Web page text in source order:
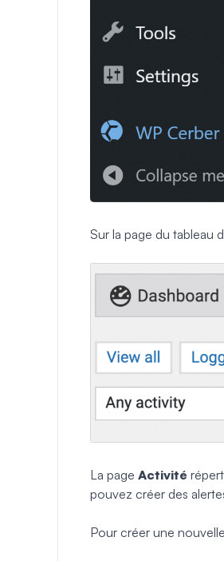
Sur la page du tableau
La page Activité
pouvez créer des
Pour créer une